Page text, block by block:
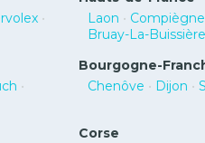
•
Laon • Compiègne
Bruay-La-Buissière
•
Bourgogne-
Chenôve • Dijon •
Corse